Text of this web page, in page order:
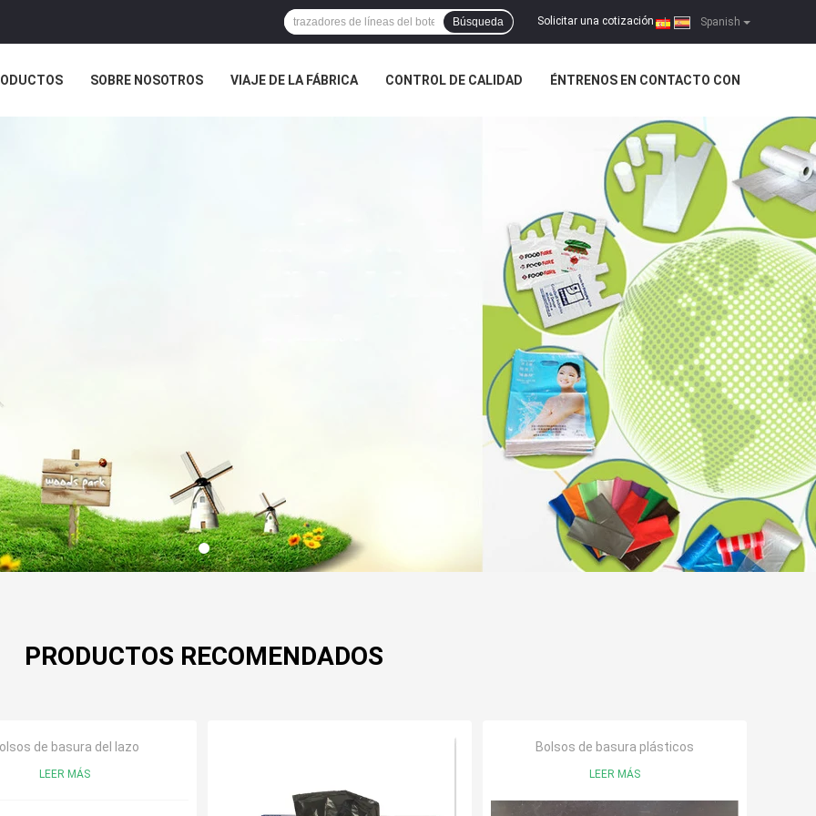
Spanish
Solicitar una cotización |
Búsqueda
SOBRE NOSOTROS VIAJE DE LA FÁBRICA CONTROL DE CALIDAD ÉNTRENOS EN CONTACTO CON
PRODUCTOS RECOMENDADOS
de basura del lazo
LEER MÁS
Bolsos de basura plásticos
LEER MÁS